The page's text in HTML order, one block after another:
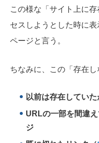
この様な「サイト上に
セスしようとした時に
ページと言う。
ちなみに、この「存在
以前は存在してい
URLの一部を間違
ジ